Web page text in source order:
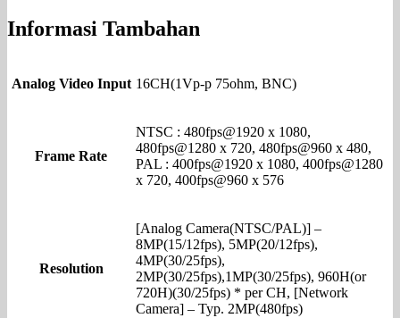
Informasi Tambahan
Analog Video Input 16CH(1Vp-p 75ohm, BNC)
Frame Rate
NTSC : 480fps@1920 x 1080,
480fps@1280 x 720, 480fps@960 x 480,
PAL : 400fps@1920 x 1080, 400fps@1280
x 720, 400fps@960 x 576
Resolution
[Analog Camera(NTSC/PAL)] –
8MP(15/12fps), 5MP(20/12fps),
4MP(30/25fps),
2MP(30/25fps),1MP(30/25fps), 960H(or
720H)(30/25fps) * per CH, [Network
Camera] – Typ. 2MP(480fps)